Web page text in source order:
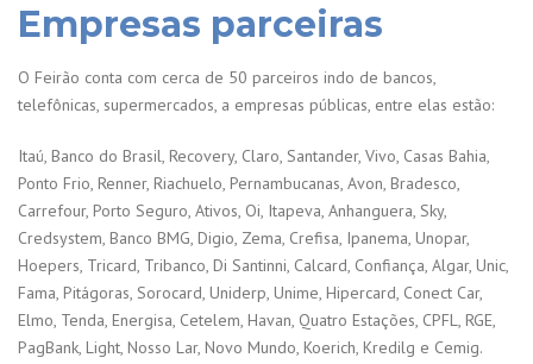
Empresas parceiras
O Feirão conta com cerca de 50 parceiros indo de bancos,
telefônicas, supermercados, a empresas públicas, entre elas estão:
Itaú, Banco do Brasil, Recovery, Claro, Santander, Vivo, Casas Bahia,
Ponto Frio, Renner, Riachuelo, Pernambucanas, Avon, Bradesco,
Carrefour, Porto Seguro, Ativos, Oi, Itapeva, Anhanguera, Sky,
Credsystem, Banco BMG, Digio, Zema, Crefisa, Ipanema, Unopar,
Hoepers, Tricard, Tribanco, Di Santinni, Calcard, Confiança, Algar, Unic,
Fama, Pitágoras, Sorocard, Uniderp, Unime, Hipercard, Conect Car,
Elmo, Tenda, Energisa, Cetelem, Havan, Quatro Estações, CPFL, RGE,
PagBank, Light, Nosso Lar, Novo Mundo, Koerich, Kredilg e Cemig.